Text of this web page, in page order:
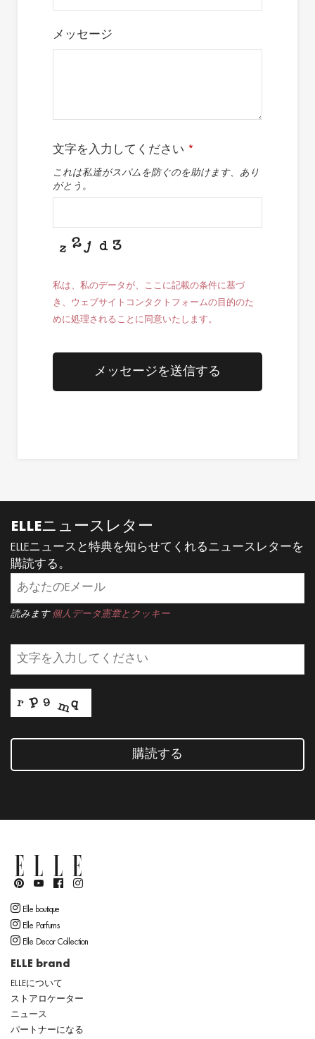
メッセージ
文字を入力してください *
これは私達がスパムを防ぐのを助けます、あり
がとう。
私は、私のデータが、ここに記載の条件に基づ
き、ウェブサイトコンタクトフォームの目的のた
めに処理されることに同意いたします。
メッセージを送信する
ELLEニュースレター
ELLEニュースと特典を知らせてくれるニュースレターを
購読する。
読みます 個人データ憲章とクッキー
購読する
Elle boutique
Elle Parfums
Elle Decor Collection
ELLE brand
ELLEについて
ストアロケーター
ニュース
パートナーになる